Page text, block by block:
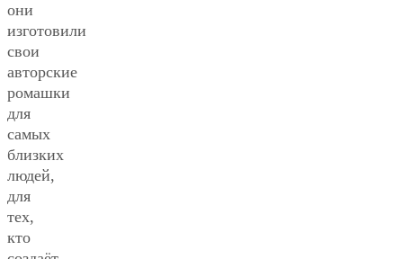
они
изготовили
свои
авторские
ромашки
для
самых
близких
людей,
для
тех,
кто